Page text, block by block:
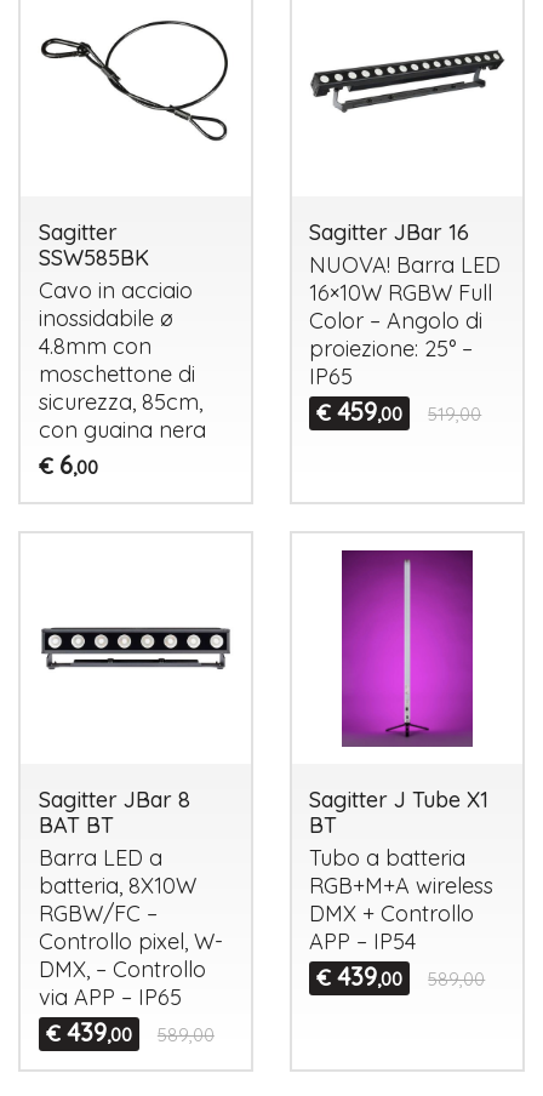
Sagitter
SSW585BK
Cavo in acciaio
inossidabile ø
4.8mm con
moschettone di
sicurezza, 85cm,
con guaina nera
€ 6,00
Sagitter JBar 16
NUOVA! Barra LED
16×10W RGBW Full
Color – Angolo di
proiezione: 25° –
IP65
€ 459,00 519,00
Sagitter JBar 8
BAT BT
Barra LED a
batteria, 8X10W
RGBW/FC –
Controllo pixel, W-
DMX, – Controllo
via APP – IP65
€ 439,00 589,00
Sagitter J Tube X1
BT
Tubo a batteria
RGB+M+A wireless
DMX + Controllo
APP – IP54
€ 439,00 589,00